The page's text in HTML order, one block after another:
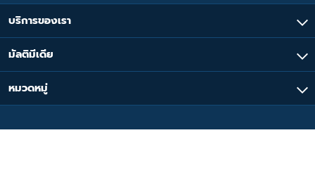
บริการของเรา
มัลติมีเดีย
หมวดหมู่